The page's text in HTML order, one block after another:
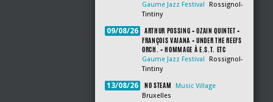
Gaume Jazz Festival
Rossignol-
Tintiny
09/08/26
ARTHUR POSSING + OZAIN QUINTET +
FRANÇOIS VAIANA + UNDER THE REEFS
ORCH. + HOMMAGE À E.S.T. ETC
Gaume Jazz Festival
Rossignol-
Tintiny
13/08/26 NO STEAM
Music Village
Bruxelles